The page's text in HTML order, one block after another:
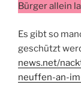
Bürger allein
Es gibt so
geschützt
news.net/
neuffen-an-